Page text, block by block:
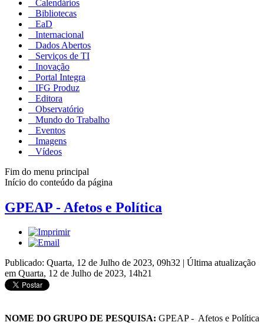
Calendários
Bibliotecas
EaD
Internacional
Dados Abertos
Serviços de TI
Inovação
Portal Integra
IFG Produz
Editora
Observatório
Mundo do Trabalho
Eventos
Imagens
Vídeos
Fim do menu principal
Início do conteúdo da página
GPEAP - Afetos e Política
Publicado: Quarta, 12 de Julho de 2023, 09h32 | Última atualização
em Quarta, 12 de Julho de 2023, 14h21
NOME DO GRUPO DE PESQUISA: GPEAP - Afetos e Política